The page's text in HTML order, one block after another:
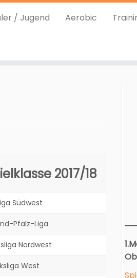
/ Jugend Aerobic
2017/18
Südwest
Pfalz-Liga
Nordwest
West